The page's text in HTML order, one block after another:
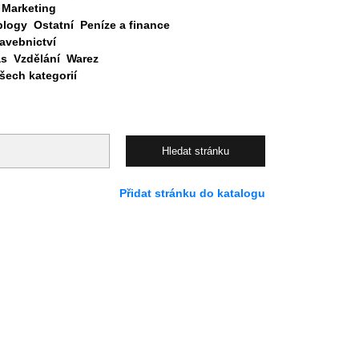
Marketing
Ostatní Peníze a finance
Vzdělání Warez
kategorií
Přidat stránku do katalogu